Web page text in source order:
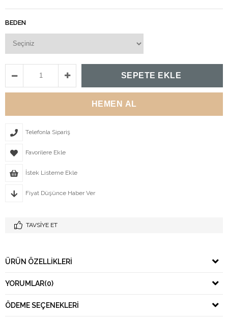
BEDEN
Telefonla Sipariş
Favorilere Ekle
İstek Listeme Ekle
Fiyat Düşünce Haber Ver
TAVSIYE ET
ÜRÜN ÖZELLIKLERI
YORUMLAR(0)
ÖDEME SEÇENEKLERI